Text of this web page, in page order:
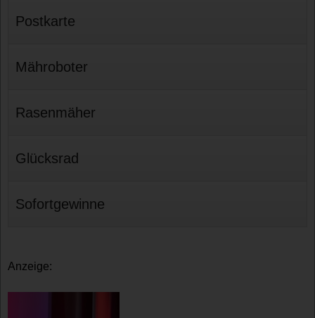
Postkarte
Mähroboter
Rasenmäher
Glücksrad
Sofortgewinne
Anzeige: